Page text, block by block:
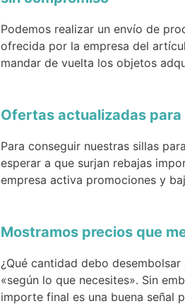
Podemos realizar un envío de
ofrecida por la empresa del
mandar de vuelta los objetos
Ofertas actualizadas
Para conseguir nuestras sillas
esperar a que surjan rebajas
empresa activa promociones y
Mostramos precios que
¿Qué cantidad debo
«según lo que necesites». Sin
importe final es una buena señal